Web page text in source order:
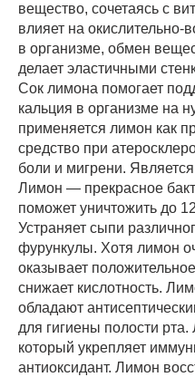
вещество, сочетаясь с
влияет на окислительно-
в организме, обмен
делает эластичными
Сок лимона помогает
кальция в организме на
применяется лимон как
средство при
боли и мигрени.
Лимон — прекрасное
поможет уничтожить до
Устраняет сыпи
фурункулы. Хотя лимон
оказывает
снижает кислотность.
обладают
для гигиены полости
который укрепляет
антиоксидант. Лимон